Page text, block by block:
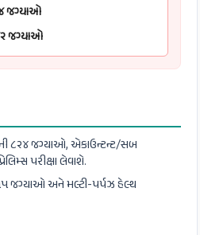
જગ્યાઓ
જગ્યાઓ
૮૨૪ જગ્યાઓ, એકાઉન્ટન્ટ/સબ
પરીક્ષા લેવાશે.
જગ્યાઓ અને મલ્ટી-પર્પઝ હેલ્થ